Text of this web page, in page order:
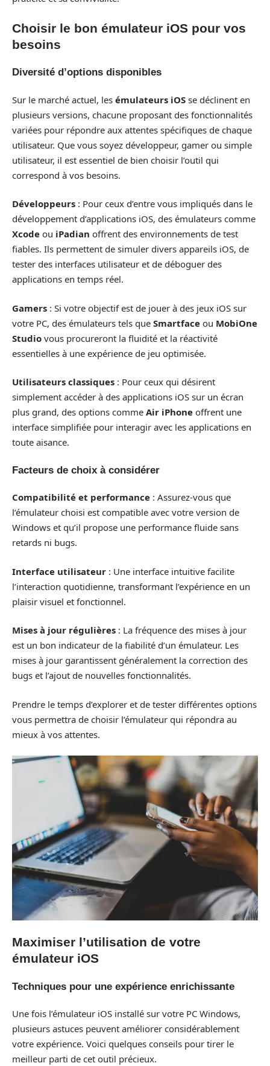
Choisir le bon émulateur iOS pour vos
besoins
Diversité d’options disponibles
Sur le marché actuel, les émulateurs iOS se déclinent en
plusieurs versions, chacune proposant des fonctionnalités
variées pour répondre aux attentes spécifiques de chaque
utilisateur. Que vous soyez développeur, gamer ou simple
utilisateur, il est essentiel de bien choisir l’outil qui
correspond à vos besoins.
Développeurs : Pour ceux d’entre vous impliqués dans le
développement d’applications iOS, des émulateurs comme
Xcode ou iPadian offrent des environnements de test
fiables. Ils permettent de simuler divers appareils iOS, de
tester des interfaces utilisateur et de déboguer des
applications en temps réel.
Gamers : Si votre objectif est de jouer à des jeux iOS sur
votre PC, des émulateurs tels que Smartface ou MobiOne
Studio vous procureront la fluidité et la réactivité
essentielles à une expérience de jeu optimisée.
Utilisateurs classiques : Pour ceux qui désirent
simplement accéder à des applications iOS sur un écran
plus grand, des options comme Air iPhone offrent une
interface simplifiée pour interagir avec les applications en
toute aisance.
Facteurs de choix à considérer
Compatibilité et performance : Assurez-vous que
l’émulateur choisi est compatible avec votre version de
Windows et qu’il propose une performance fluide sans
retards ni bugs.
Interface utilisateur : Une interface intuitive facilite
l’interaction quotidienne, transformant l’expérience en un
plaisir visuel et fonctionnel.
Mises à jour régulières : La fréquence des mises à jour
est un bon indicateur de la fiabilité d’un émulateur. Les
mises à jour garantissent généralement la correction des
bugs et l’ajout de nouvelles fonctionnalités.
Prendre le temps d’explorer et de tester différentes options
vous permettra de choisir l’émulateur qui répondra au
mieux à vos attentes.
Maximiser l’utilisation de votre
émulateur iOS
Techniques pour une expérience enrichissante
Une fois l’émulateur iOS installé sur votre PC Windows,
plusieurs astuces peuvent améliorer considérablement
votre expérience. Voici quelques conseils pour tirer le
meilleur parti de cet outil précieux.